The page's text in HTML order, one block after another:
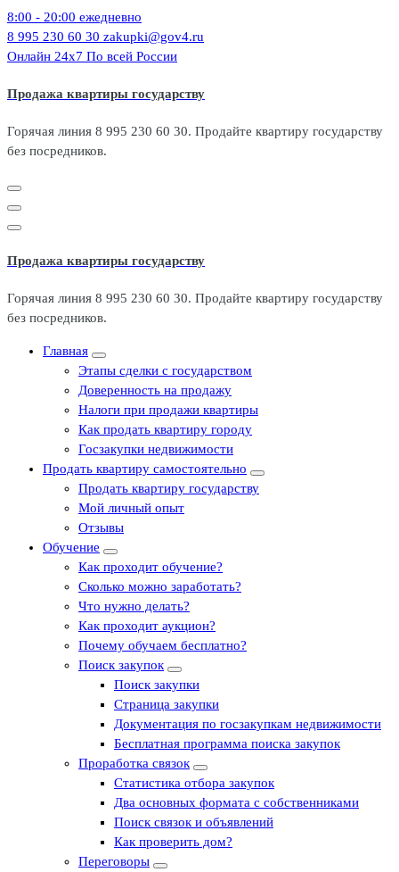
Перейти
к
содержимому
8:00 - 20:00 ежедневно
8 995 230 60 30 zakupki@gov4.ru
Онлайн 24x7 По всей России
Продажа квартиры государству
Горячая линия 8 995 230 60 30. Продайте квартиру государству
без посредников.
Продажа квартиры государству
Горячая линия 8 995 230 60 30. Продайте квартиру государству
без посредников.
Главная
Этапы сделки с государством
Доверенность на продажу
Налоги при продажи квартиры
Как продать квартиру городу
Госзакупки недвижимости
Продать квартиру самостоятельно
Продать квартиру государству
Мой личный опыт
Отзывы
Обучение
Как проходит обучение?
Сколько можно заработать?
Что нужно делать?
Как проходит аукцион?
Почему обучаем бесплатно?
Поиск закупок
Поиск закупки
Страница закупки
Документация по госзакупкам недвижимости
Бесплатная программа поиска закупок
Проработка связок
Статистика отбора закупок
Два основных формата с собственниками
Поиск связок и объявлений
Как проверить дом?
Переговоры